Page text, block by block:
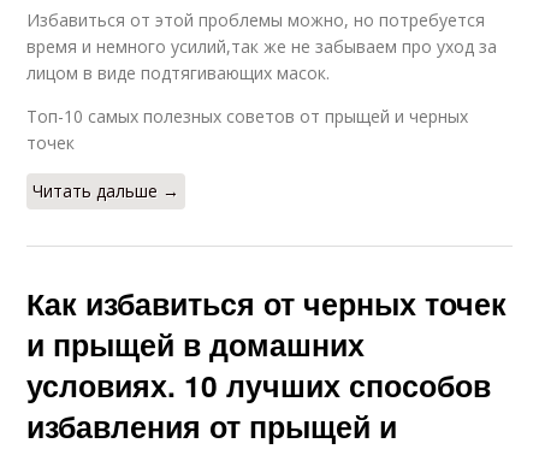
Избавиться от этой проблемы можно, но потребуется
время и немного усилий,так же не забываем про уход за
лицом в виде подтягивающих масок.
Топ-10 самых полезных советов от прыщей и черных
точек
Читать дальше →
Как избавиться от черных точек
и прыщей в домашних
условиях. 10 лучших способов
избавления от прыщей и